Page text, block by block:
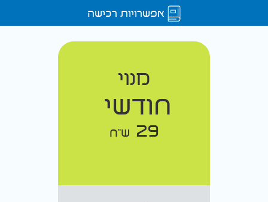
אפשרויות רכישה
מנוי
חודשי
29 ש"ח